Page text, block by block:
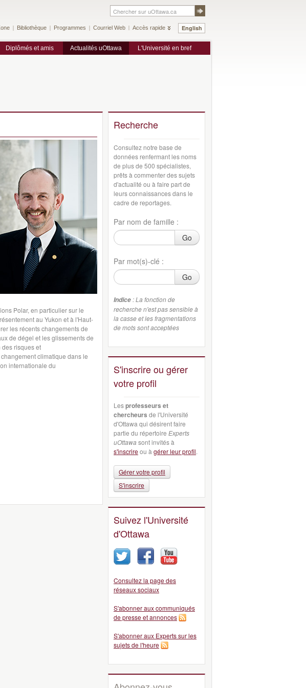
English
Bibliothèque Programmes Courriel Web Accès rapide
Diplômés et amis Actualités uOttawa L'Université en bref
Polar, en particuliersur le
au Yukon et à l'Haut-
les récents changements de
de dégel et les glissements de
des risqueset
changementclimatique dans le
internationale du
Recherche
Consultez notre base de
données renfermant les noms
de plus de 500 spécialistes,
prêts à commenter des sujets
d'actualité ou à faire part de
leurs connaissances dans le
cadre de reportages.
Par nom de famille :
Go
Par mot(s)-clé :
Go
Indice : La fonction de
recherche n'est pas sensible à
la casse et les fragmentations
de mots sont acceptées
S'inscrire ou gérer
votre profil
Lesprofesseurs et
chercheurs de l'Université
d'Ottawa qui désirent faire
partie du répertoire Experts
uOttawa sont invités à
s'inscrireou à gérer leur profil.
Gérer votre profil
S'inscrire
Suivez l'Université
d'Ottawa
Consultez la page des
réseaux sociaux
S'abonner aux communiqués
de presse et annonces
S'abonner aux Experts sur les
sujets de l'heure